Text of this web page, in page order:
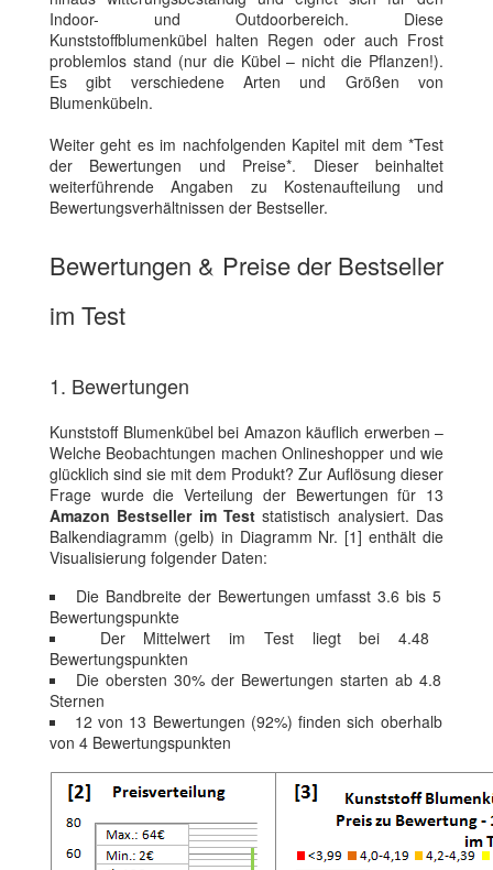
Indoor- und Outdoorbereich. Diese
Kunststoffblumenkübel halten Regen oder auch Frost
problemlos stand (nur die Kübel – nicht die Pflanzen!).
Es gibt verschiedene Arten und Größen von
Blumenkübeln.
Weiter geht es im nachfolgenden Kapitel mit dem *Test
der Bewertungen und Preise*. Dieser beinhaltet
weiterführende Angaben zu Kostenaufteilung und
Bewertungsverhältnissen der Bestseller.
Bewertungen & Preise der Bestseller
im Test
1. Bewertungen
Kunststoff Blumenkübel bei Amazon käuflich erwerben –
Welche Beobachtungen machen Onlineshopper und wie
glücklich sind sie mit dem Produkt? Zur Auflösung dieser
Frage wurde die Verteilung der Bewertungen für 13
Amazon Bestseller im Test statistisch analysiert. Das
Balkendiagramm (gelb) in Diagramm Nr. [1] enthält die
Visualisierung folgender Daten:
Die Bandbreite der Bewertungen umfasst 3.6 bis 5
Bewertungspunkte
Der Mittelwert im Test liegt bei 4.48
Bewertungspunkten
Die obersten 30% der Bewertungen starten ab 4.8
Sternen
12 von 13 Bewertungen (92%) finden sich oberhalb
von 4 Bewertungspunkten